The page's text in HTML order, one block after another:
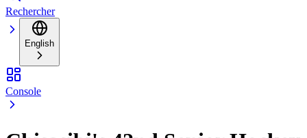
Rechercher
English
Console